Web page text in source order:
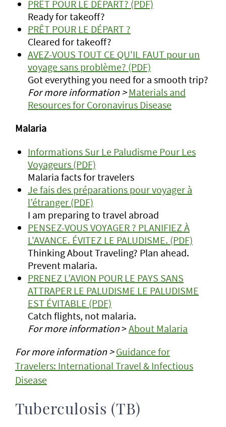
PRÊT POUR LE DÉPART? (PDF)
Ready for takeoff?
PRÊT POUR LE DÉPART ?
Cleared for takeoff?
AVEZ-VOUS TOUT CE QU'IL FAUT pour un
voyage sans problème? (PDF)
Got everything you need for a smooth trip?
For more information >Materials and
Resources for Coronavirus Disease
Malaria
Informations Sur Le Paludisme Pour Les
Voyageurs (PDF)
Malaria facts for travelers
Je fais des préparations pour voyager à
l’étranger (PDF)
I am preparing to travel abroad
PENSEZ-VOUS VOYAGER ? PLANIFIEZ À
L'AVANCE. ÉVITEZ LE PALUDISME. (PDF)
Thinking About Traveling? Plan ahead.
Prevent malaria.
PRENEZ L’AVION POUR LE PAYS SANS
ATTRAPER LE PALUDISME LE PALUDISME
EST ÉVITABLE (PDF)
Catch flights, not malaria.
For more information>About Malaria
For more information > Guidance for
Travelers: International Travel & Infectious
Disease
Tuberculosis (TB)